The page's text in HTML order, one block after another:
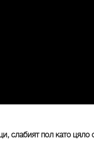
слабият пол като цяло